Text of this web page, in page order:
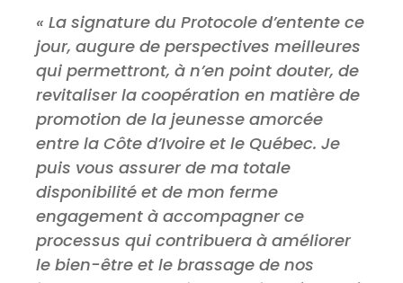
« La signature du Protocole d’entente ce
jour, augure de perspectives meilleures
qui permettront, à n’en point douter, de
revitaliser la coopération en matière de
promotion de la jeunesse amorcée
entre la Côte d’Ivoire et le Québec. Je
puis vous assurer de ma totale
disponibilité et de mon ferme
engagement à accompagner ce
processus qui contribuera à améliorer
le bien-être et le brassage de nos